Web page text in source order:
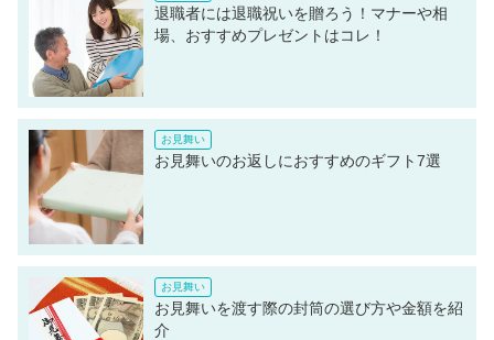
退職者には退職祝いを贈ろう！マナーや相
場、おすすめプレゼントはコレ！
お見舞いのお返しにおすすめのギフト7選
お見舞いを渡す際の封筒の選び方や金額を紹
介